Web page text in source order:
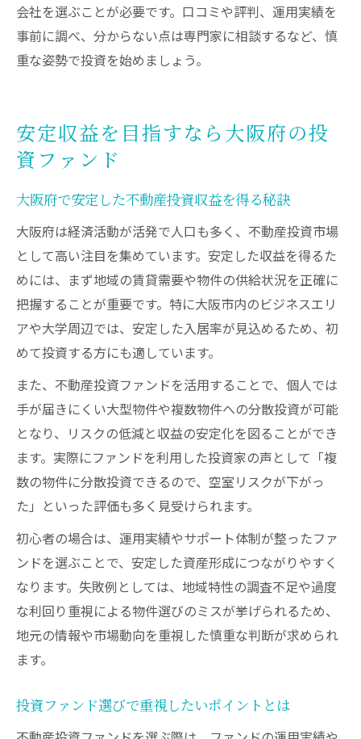
会社を選ぶことが必要です。口コミや評判、運用実績を
事前に調べ、分からない点は専門家に相談するなど、慎
重な姿勢で投資を始めましょう。
安定収益を目指すなら大阪府の投
資ファンド
大阪府で安定した不動産投資収益を得る秘訣
大阪府は経済活動が活発で人口も多く、不動産投資市場
として高い注目を集めています。安定した収益を得るた
めには、まず地域の賃貸需要や物件の供給状況を正確に
把握することが重要です。特に大阪市内のビジネスエリ
アや大学周辺では、安定した入居率が見込めるため、初
めて投資する方にも適しています。
また、不動産投資ファンドを活用することで、個人では
手が届きにくい大型物件や複数物件への分散投資が可能
となり、リスクの低減と収益の安定化を図ることができ
ます。実際にファンドを利用した投資家の声として「複
数の物件に分散投資できるので、空室リスクが下がっ
た」といった評価も多く見受けられます。
初心者の場合は、運用実績やサポート体制が整ったファ
ンドを選ぶことで、安定した資産形成につながりやすく
なります。失敗例としては、地域特性の調査不足や過度
な利回り重視による物件選びのミスが挙げられるため、
地元の情報や市場動向を重視した慎重な判断が求められ
ます。
投資ファンド選びで重視したいポイントとは